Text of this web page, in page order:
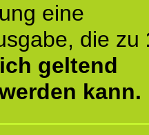
eine
die zu
geltend
kann.